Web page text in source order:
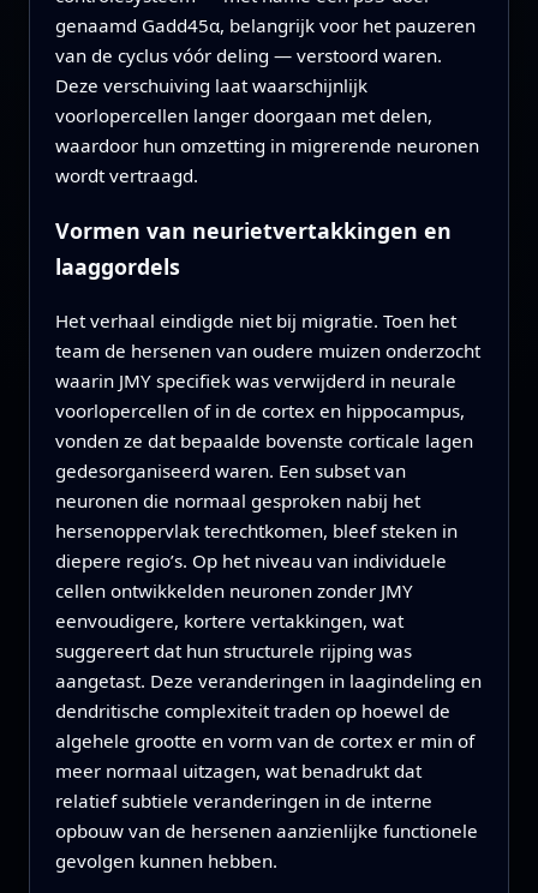
genaamd Gadd45α, belangrijk voor het pauzeren
van de cyclus vóór deling — verstoord waren.
Deze verschuiving laat waarschijnlijk
voorlopercellen langer doorgaan met delen,
waardoor hun omzetting in migrerende neuronen
wordt vertraagd.
Vormen van neurietvertakkingen en
laaggordels
Het verhaal eindigde niet bij migratie. Toen het
team de hersenen van oudere muizen onderzocht
waarin JMY specifiek was verwijderd in neurale
voorlopercellen of in de cortex en hippocampus,
vonden ze dat bepaalde bovenste corticale lagen
gedesorganiseerd waren. Een subset van
neuronen die normaal gesproken nabij het
hersenoppervlak terechtkomen, bleef steken in
diepere regio’s. Op het niveau van individuele
cellen ontwikkelden neuronen zonder JMY
eenvoudigere, kortere vertakkingen, wat
suggereert dat hun structurele rijping was
aangetast. Deze veranderingen in laagindeling en
dendritische complexiteit traden op hoewel de
algehele grootte en vorm van de cortex er min of
meer normaal uitzagen, wat benadrukt dat
relatief subtiele veranderingen in de interne
opbouw van de hersenen aanzienlijke functionele
gevolgen kunnen hebben.